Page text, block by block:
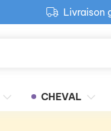
Livraison
CHEVAL